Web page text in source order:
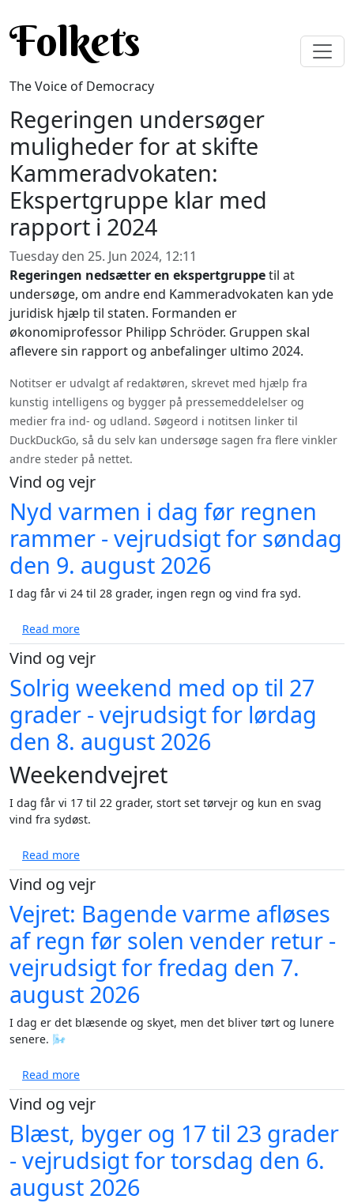
Folkets
The Voice of Democracy
Regeringen undersøger
muligheder for at skifte
Kammeradvokaten:
Ekspertgruppe klar med
rapport i 2024
Tuesday den 25. Jun 2024, 12:11
Regeringen nedsætter en ekspertgruppetil at
undersøge, om andre end Kammeradvokaten kan yde
juridisk hjælp til staten. Formanden er
økonomiprofessor Philipp Schröder. Gruppen skal
aflevere sin rapport og anbefalinger ultimo 2024.
Notitser er udvalgt af redaktøren, skrevet med hjælp fra
kunstig intelligens og bygger på pressemeddelelser og
medier fra ind- og udland. Søgeord i notitsen linker til
DuckDuckGo, så du selv kan undersøge sagen fra flere vinkler
andre steder på nettet.
Vind og vejr
Nyd varmen i dag før regnen
rammer - vejrudsigt for søndag
den 9. august 2026
I dag får vi 24 til 28 grader, ingen regn og vind fra syd.
Read moreabout Nyd varmen i dag før regnen rammer -
Vind og vejr
Solrig weekend med op til 27
grader - vejrudsigt for lørdag
den 8. august 2026
Weekendvejret
I dag får vi 17 til 22 grader, stort set tørvejr og kun en svag
vind fra sydøst.
Read moreabout Solrig weekend med op til 27 grader -
Vind og vejr
Vejret: Bagende varme afløses
af regn før solen vender retur -
vejrudsigt for fredag den 7.
august 2026
I dag er det blæsende og skyet, men det bliver tørt og lunere
senere. 🌬️
Read moreabout Vejret: Bagende varme afløses af regn før
Vind og vejr
Blæst, byger og 17 til 23 grader
- vejrudsigt for torsdag den 6.
august 2026